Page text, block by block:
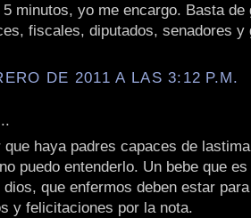
minutos, yo me encargo. Basta de
fiscales, diputados, senadores y
DE 2011 A LAS 3:12 P.M.
que haya padres capaces de
puedo entenderlo. Un bebe que
dios, que enfermos deben estar
y felicitaciones por la nota.